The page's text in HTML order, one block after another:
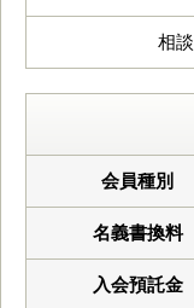
相談
会員種別
名義書換料
入会預託金